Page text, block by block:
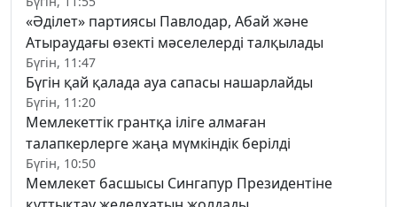
«Әділет» партиясы Павлодар, Абай және
Атыраудағы өзекті мәселелерді талқылады
Бүгін, 11:47
Бүгін қай қалада ауа сапасы нашарлайды
Бүгін, 11:20
Мемлекеттік грантқа іліге алмаған
талапкерлерге жаңа мүмкіндік берілді
Бүгін, 10:50
Мемлекет басшысы Сингапур Президентіне